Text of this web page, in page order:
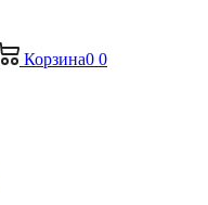
Корзина0 0